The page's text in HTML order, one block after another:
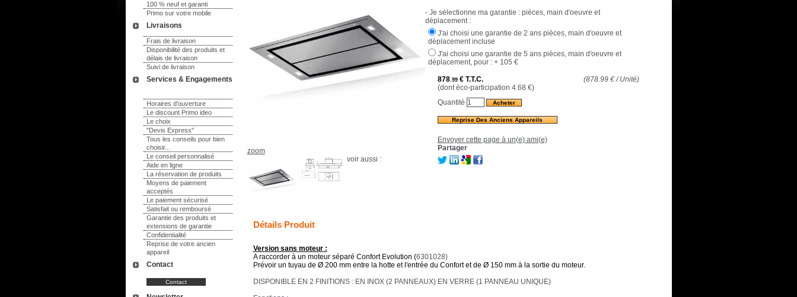
100 % neuf et garanti
Primo sur votre mobile
Livraisons
Frais de livraison
Disponibilité des produits et
délais de livraison
Suivi de livraison
Services & Engagements
Horaires d'ouverture
Le discount Primo ideo
Le choix
"Devis Express"
Tous les conseils pour bien
choisir...
Le conseil personnalisé
Aide en ligne
La réservation de produits
Moyens de paiement
acceptés
Le paiement sécurisé
Satisfait ou remboursé
Garantie des produits et
extensions de garantie
Confidentialité
Reprise de votre ancien
appareil
Contact
zoom
voir aussi :
- Je sélectionne ma garantie : pièces, main d'oeuvre et
déplacement :
J'ai choisi une garantie de 2 ans pièces, main d'oeuvre et
déplacement incluse
J'ai choisi une garantie de 5 ans pièces, main d'oeuvre et
déplacement, pour :+ 105 €
(878.99 €/ Unité)
878.99€ T.T.C.
(dont éco-participation 4.68 €)
Quantité
Reprise Des Anciens Appareils
Envoyer cette page à un(e) ami(e)
Partager
Détails Produit
Version sans moteur :
A raccorder à un moteur séparé Confort Evolution (6301028)
Prévoir un tuyau de Ø 200 mm entre la hotte et l'entrée du Confort et de Ø 150 mm à la sortie du moteur.
DISPONIBLE EN 2 FINITIONS : EN INOX (2 PANNEAUX) EN VERRE (1 PANNEAU UNIQUE)